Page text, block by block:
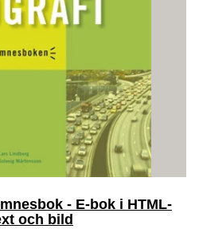
- E-bok i HTML-
och bild